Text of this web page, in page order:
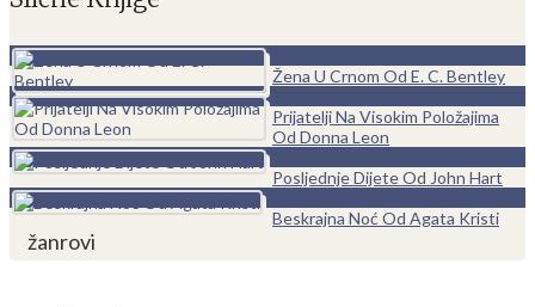
Žena U Crnom Od E. C. Bentley
Prijatelji Na Visokim Položajima
Od Donna Leon
Posljednje Dijete Od John Hart
Beskrajna Noć Od Agata Kristi
žanrovi